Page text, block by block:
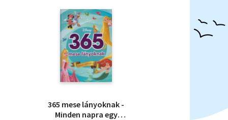
365 mese lányoknak -
Minden napra egy